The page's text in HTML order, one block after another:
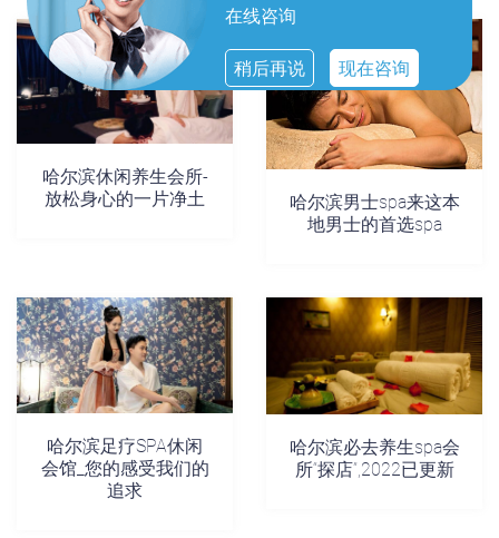
在线咨询
稍后再说 现在咨询
哈尔滨休闲养生会所-
放松身心的一片净土
哈尔滨男士spa来这本
地男士的首选spa
哈尔滨足疗SPA休闲
会馆_您的感受我们的
追求
哈尔滨必去养生spa会
所“探店”,2022已更新